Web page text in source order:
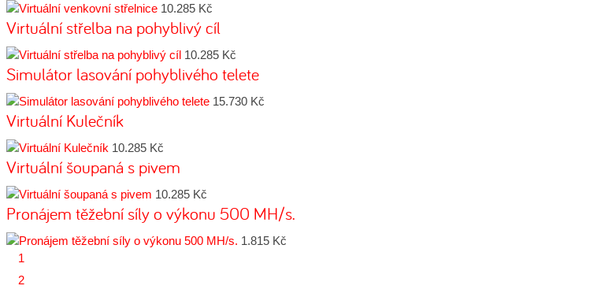
10.285 Kč
Virtuální střelba na pohyblivý cíl
10.285 Kč
Simulátor lasování pohyblivého telete
15.730 Kč
Virtuální Kulečník
10.285 Kč
Virtuální šoupaná s pivem
10.285 Kč
Pronájem těžební síly o výkonu 500 MH/s.
1.815 Kč
1
2